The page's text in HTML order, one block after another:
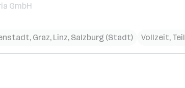
GmbH
, Graz, Linz, Salzburg (Stadt) Vollzeit,